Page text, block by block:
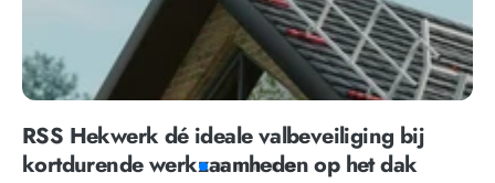
RSS Hekwerk dé ideale valbeveiliging bij
kortdurende werkzaamheden op het dak